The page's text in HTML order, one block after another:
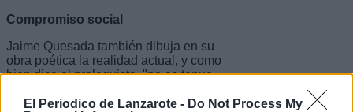
El Periodico de Lanzarote - Do Not Process My
Compromiso social
Jaime Quesada también dibuja en su
obra poética la realidad actual, y como
bien dice el prologuista, "no es tenue
ahora y, por desgracia, de siempre: la